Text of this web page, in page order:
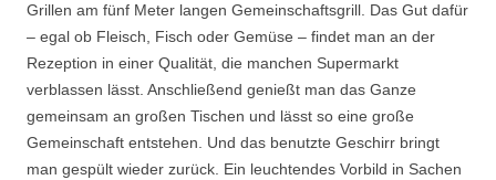
Grillen am fünf Meter langen Gemeinschaftsgrill. Das Gut dafür
– egal ob Fleisch, Fisch oder Gemüse – findet man an der
Rezeption in einer Qualität, die manchen Supermarkt
verblassen lässt. Anschließend genießt man das Ganze
gemeinsam an großen Tischen und lässt so eine große
Gemeinschaft entstehen. Und das benutzte Geschirr bringt
man gespült wieder zurück. Ein leuchtendes Vorbild in Sachen